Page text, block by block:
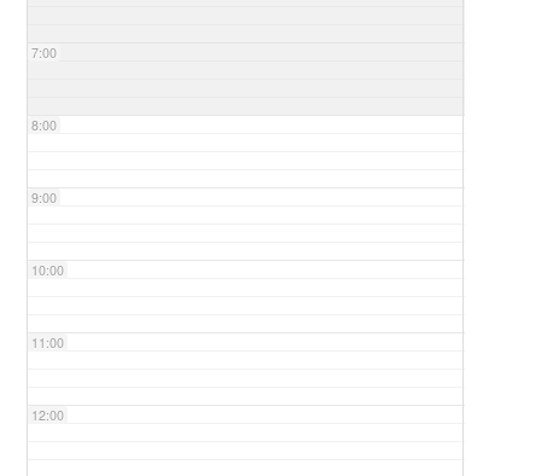
7:00
8:00
9:00
10:00
11:00
12:00